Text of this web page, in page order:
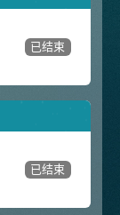
已结束
已结束